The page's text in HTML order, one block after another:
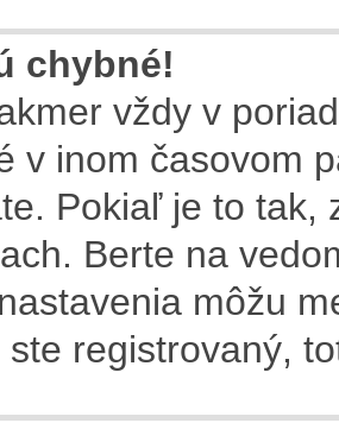
chybné!
vždy v
v inom časovom
Pokiaľ je to tak,
Berte na
môžu
ste registrovaný,